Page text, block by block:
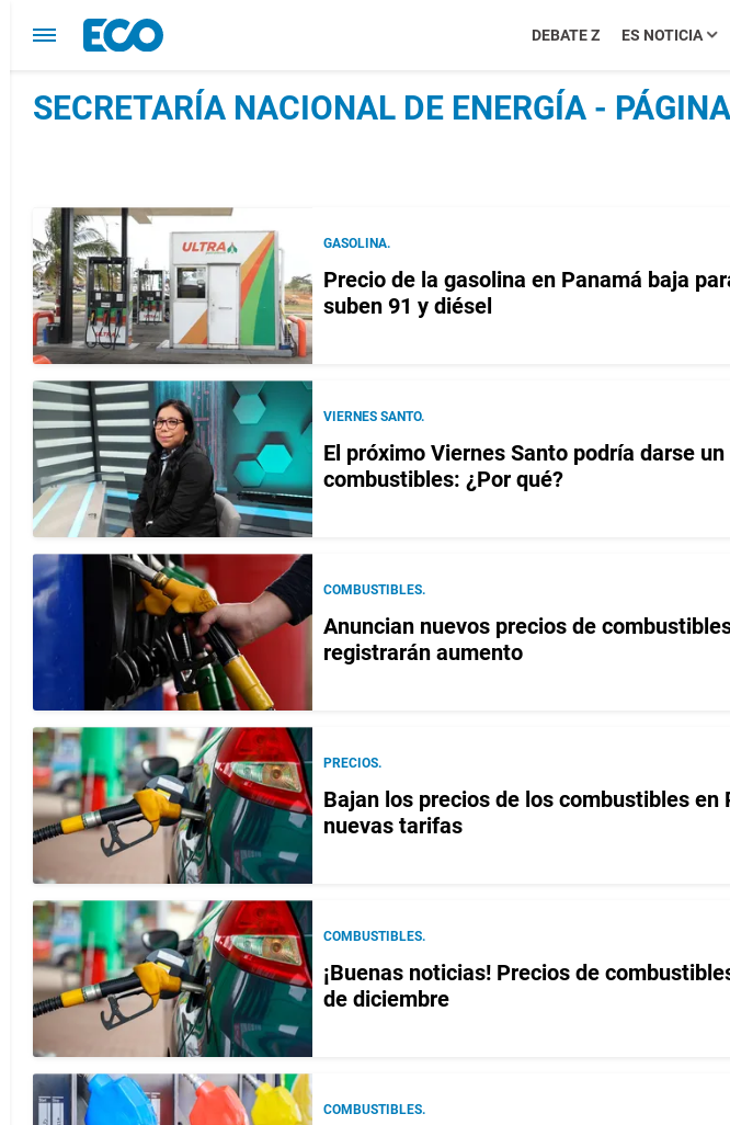
DEBATE Z ES NOTICIA
SECRETARÍA NACIONAL DE ENERGÍA -
GASOLINA.
Precio de la gasolina en Panamá baja
suben 91 y diésel
VIERNES SANTO.
El próximo Viernes Santo podría darse
combustibles: ¿Por qué?
COMBUSTIBLES.
Anuncian nuevos precios de
registrarán aumento
PRECIOS.
Bajan los precios de los combustibles en
nuevas tarifas
COMBUSTIBLES.
¡Buenas noticias! Precios de
de diciembre
COMBUSTIBLES.